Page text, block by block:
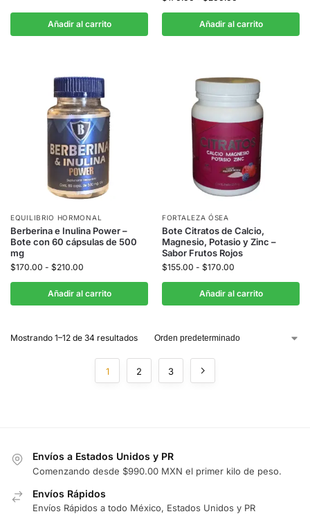
Añadir al carrito Añadir al carrito
EQUILIBRIO HORMONAL
Berberina e Inulina Power –
Bote con 60 cápsulas de 500
mg
$170.00 - $210.00
Añadir al carrito
FORTALEZA ÓSEA
Bote Citratos de Calcio,
Magnesio, Potasio y Zinc –
Sabor Frutos Rojos
$155.00 - $170.00
Añadir al carrito
Mostrando 1–12 de 34 resultados
1 2 3
Envíos a Estados Unidos y PR
Comenzando desde $990.00 MXN el primer kilo de peso.
Envíos Rápidos
Envíos Rápidos a todo México, Estados Unidos y PR